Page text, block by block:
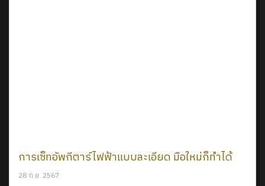
การเซ็ทอัพกีตาร์ไฟฟ้าแบบละเอียด มือใหม่ก็ทำได้
28 ก.ย. 2567